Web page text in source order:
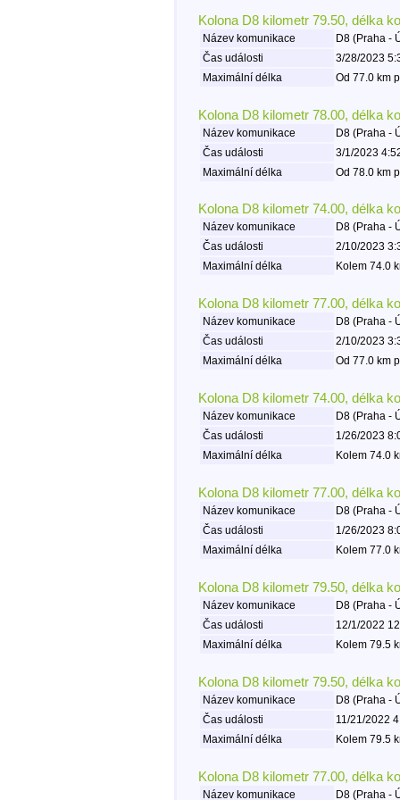
Kolona D8 kilometr 79.50, délka
Název komunikace
D8 (Praha -
Čas události
3/28/2023
Maximální délka
Od 77.0 km
Kolona D8 kilometr 78.00, délka
Název komunikace
D8 (Praha -
Čas události
3/1/2023
Maximální délka
Od 78.0 km
Kolona D8 kilometr 74.00, délka
Název komunikace
D8 (Praha -
Čas události
2/10/2023
Maximální délka
Kolem 74.0
Kolona D8 kilometr 77.00, délka
Název komunikace
D8 (Praha -
Čas události
2/10/2023
Maximální délka
Od 77.0 km
Kolona D8 kilometr 74.00, délka
Název komunikace
D8 (Praha -
Čas události
1/26/2023
Maximální délka
Kolem 74.0
Kolona D8 kilometr 77.00, délka
Název komunikace
D8 (Praha -
Čas události
1/26/2023
Maximální délka
Kolem 77.0
Kolona D8 kilometr 79.50, délka
Název komunikace
D8 (Praha -
Čas události
12/1/2022
Maximální délka
Kolem 79.5
Kolona D8 kilometr 79.50, délka
Název komunikace
D8 (Praha -
Čas události
11/21/2022
Maximální délka
Kolem 79.5
Kolona D8 kilometr 77.00, délka
Název komunikace D8 (Praha -